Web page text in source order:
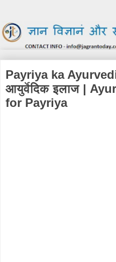
Payriya ka
आयुर्वेदिक इलाज |
for Payriya